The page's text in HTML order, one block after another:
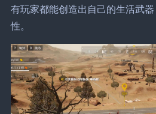
有玩家都能创造出自己的生活武
性。